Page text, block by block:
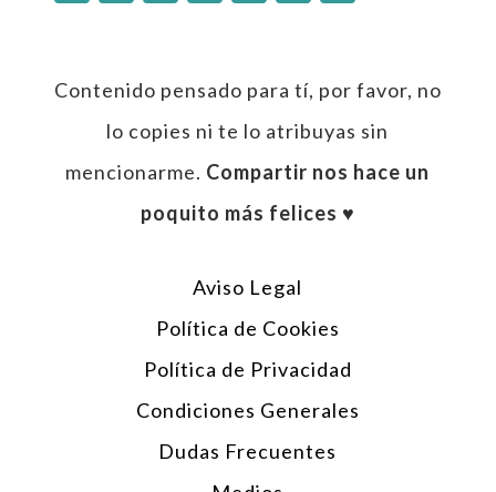
Contenido pensado para tí, por favor, no
lo copies ni te lo atribuyas sin
mencionarme. Compartir nos hace un
poquito más felices ♥︎
Aviso Legal
Política de Cookies
Política de Privacidad
Condiciones Generales
Dudas Frecuentes